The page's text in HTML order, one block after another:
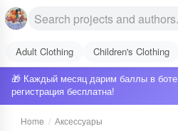
Adult Clothing Children's Clothing
🎁 Каждый месяц дарим баллы в боте
регистрация бесплатна!
Home / Аксессуары